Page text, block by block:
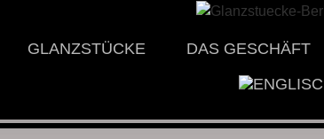
GLANZSTÜCKE DAS GESCHÄFT